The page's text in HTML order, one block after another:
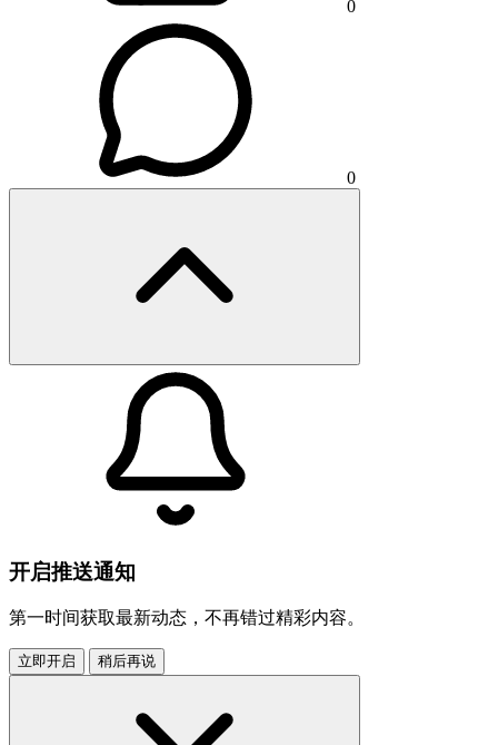
0
0
开启推送通知
第一时间获取最新动态，不再错过精彩内容。
立即开启 稍后再说